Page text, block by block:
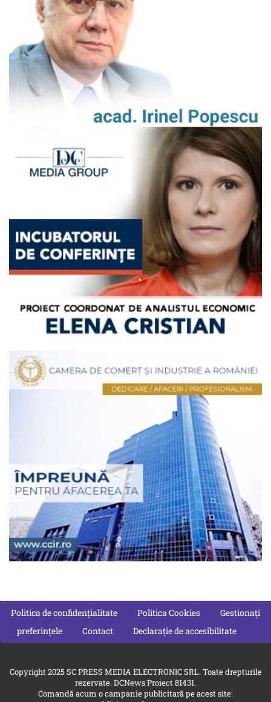
Politica de confidențialitate Politica Cookies
Gestionați
preferințele
Contact Declarație de accesibilitate
Copyright 2025 SC PRESS MEDIA ELECTRONIC SRL. Toate drepturile
rezervate. DCNews Proiect 81431.
Comandă acum o campanie publicitară pe acest site: